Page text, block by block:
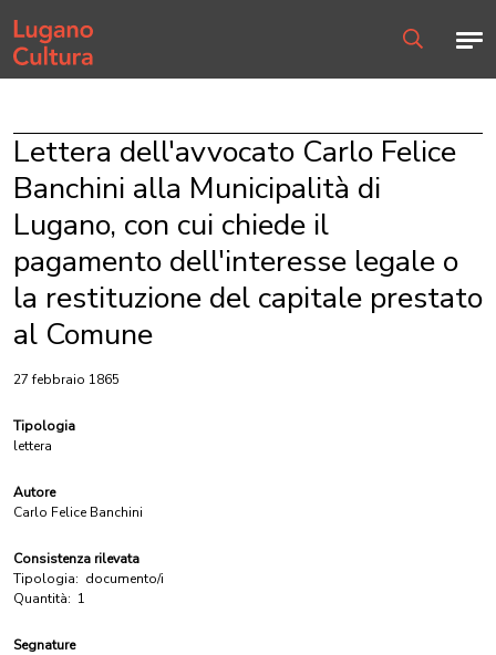
Home page
Lettera dell'avvocato Carlo Felice
Banchini alla Municipalità di
Lugano, con cui chiede il
pagamento dell'interesse legale o
la restituzione del capitale prestato
al Comune
27 febbraio 1865
Tipologia
lettera
Autore
Carlo Felice Banchini
Consistenza rilevata
Tipologia: documento/i
Quantità: 1
Segnature